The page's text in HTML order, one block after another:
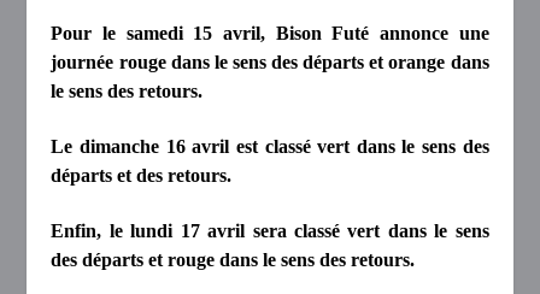
Pour le samedi 15 avril, Bison Futé annonce une
journée rouge dans le sens des départs et orange dans
le sens des retours.
Le dimanche 16 avril est classé vert dans le sens des
départs et des retours.
Enfin, le lundi 17 avril sera classé vert dans le sens
des départs et rouge dans le sens des retours.